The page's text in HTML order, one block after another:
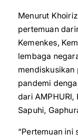
Menurut
pertemuan
Kemenkes,
lembaga
mendiskusikan
pandemi
dari AMPHURI,
Sapuhi,
“Pertemuan ini